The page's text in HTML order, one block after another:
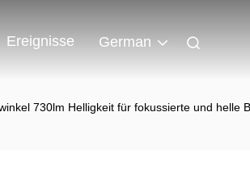
Ereignisse German
730lm Helligkeit für fokussierte und helle